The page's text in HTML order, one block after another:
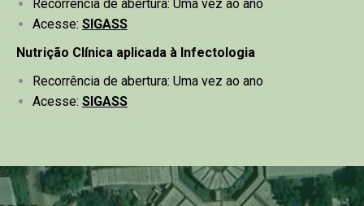
Recorrência de abertura: Uma vez ao ano
Acesse: SIGASS
Nutrição Clínica aplicada à Infectologia
Recorrência de abertura: Uma vez ao ano
Acesse: SIGASS